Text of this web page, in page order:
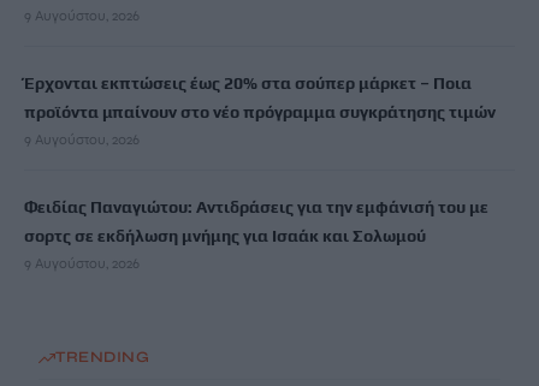
9 Αυγούστου, 2026
Έρχονται εκπτώσεις έως 20% στα σούπερ μάρκετ – Ποια
προϊόντα μπαίνουν στο νέο πρόγραμμα συγκράτησης τιμών
9 Αυγούστου, 2026
Φειδίας Παναγιώτου: Αντιδράσεις για την εμφάνισή του με
σορτς σε εκδήλωση μνήμης για Ισαάκ και Σολωμού
9 Αυγούστου, 2026
TRENDING